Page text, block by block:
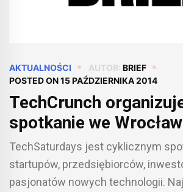
AKTUALNOŚCI AUTOR: BRIEF
POSTED ON15 PAŹDZIERNIKA 2014
TechCrunch
spotkanie we
TechSaturdays jest cyklicznym
startupów, przedsiębiorców,
pasjonatów nowych technologii.